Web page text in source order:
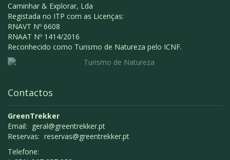
Caminhar & Explorar, Lda
Registada no ITP com as Licenças:
RNAVT Nº 6608
RNAAT Nº 1414/2016
Reconhecido como Turismo de Natureza pelo ICNF.
Contactos
GreenTrekker
Email: geral@greentrekker.pt
Reservas: reservas@greentrekker.pt
Telefone: